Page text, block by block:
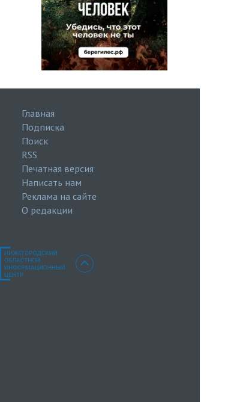
Главная
Подписка
Поиск
RSS
Печатная версия
Написать нам
Реклама на сайте
О редакции